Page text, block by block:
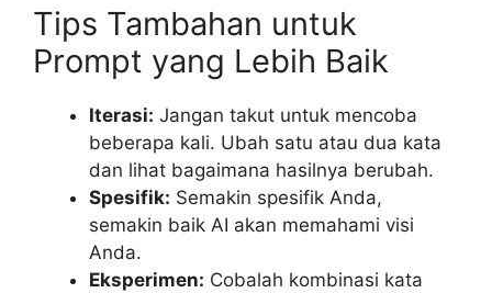
Tips Tambahan untuk
Prompt yang Lebih Baik
Iterasi: Jangan takut untuk mencoba
beberapa kali. Ubah satu atau dua kata
dan lihat bagaimana hasilnya berubah.
Spesifik: Semakin spesifik Anda,
semakin baik AI akan memahami visi
Anda.
Eksperimen: Cobalah kombinasi kata